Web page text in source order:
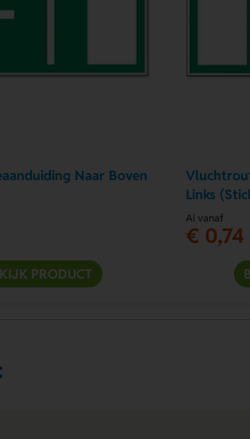
Naar Boven
PRODUCT
Links
Al vanaf
€ 0,74